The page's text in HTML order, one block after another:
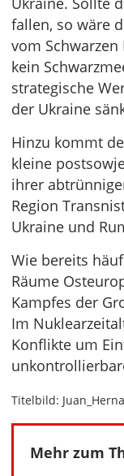
fallen, so wäre
vom
kein
strategische
der Ukraine
Hinzu kommt
kleine
ihrer
Region
Ukraine und
Wie bereits
Räume
Kampfes der
Im
Konflikte um
Titelbild:
Mehr zum